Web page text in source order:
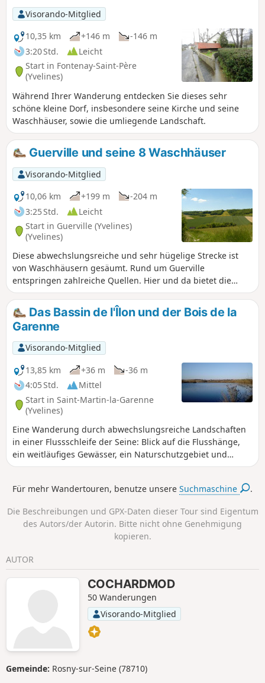
Visorando-Mitglied
10,35 km
+146 m
-146 m
3:20 Std.
Leicht
Start in Fontenay-Saint-Père
(Yvelines)
Während Ihrer Wanderung entdecken Sie dieses sehr
schöne kleine Dorf, insbesondere seine Kirche und seine
Waschhäuser, sowie die umliegende Landschaft.
Guerville und seine 8 Waschhäuser
Visorando-Mitglied
10,06 km
+199 m
-204 m
3:25 Std.
Leicht
Start in Guerville (Yvelines)
(Yvelines)
Diese abwechslungsreiche und sehr hügelige Strecke ist
von Waschhäusern gesäumt. Rund um Guerville
entspringen zahlreiche Quellen. Hier und da bietet die
Strecke schöne Ausblicke.
Das Bassin de l'Îlon und der Bois de la
Garenne
Visorando-Mitglied
13,85 km
+36 m
-36 m
4:05 Std.
Mittel
Start in Saint-Martin-la-Garenne
(Yvelines)
Eine Wanderung durch abwechslungsreiche Landschaften
in einer Flussschleife der Seine: Blick auf die Flusshänge,
ein weitläufiges Gewässer, ein Naturschutzgebiet und
Vogelbeobachtungsstationen, Ackerland und zum
la Garenne.
Für mehr Wandertouren, benutze unsereSuchmaschine .
Die Beschreibungen und GPX-Daten dieser Tour sind Eigentum
des Autors/der Autorin. Bitte nicht ohne Genehmigung
kopieren.
AUTOR
COCHARDMOD
50 Wanderungen
Visorando-Mitglied
Gemeinde: Rosny-sur-Seine (78710)